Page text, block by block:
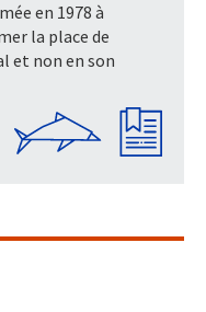
en 1978 à
la place de
et non en son